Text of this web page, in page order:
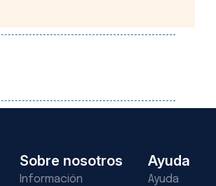
Sobre nosotros
Información
Ayuda
Ayuda